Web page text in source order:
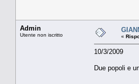
Admin
Utente non iscritto «
10/3/2009
Due popoli e